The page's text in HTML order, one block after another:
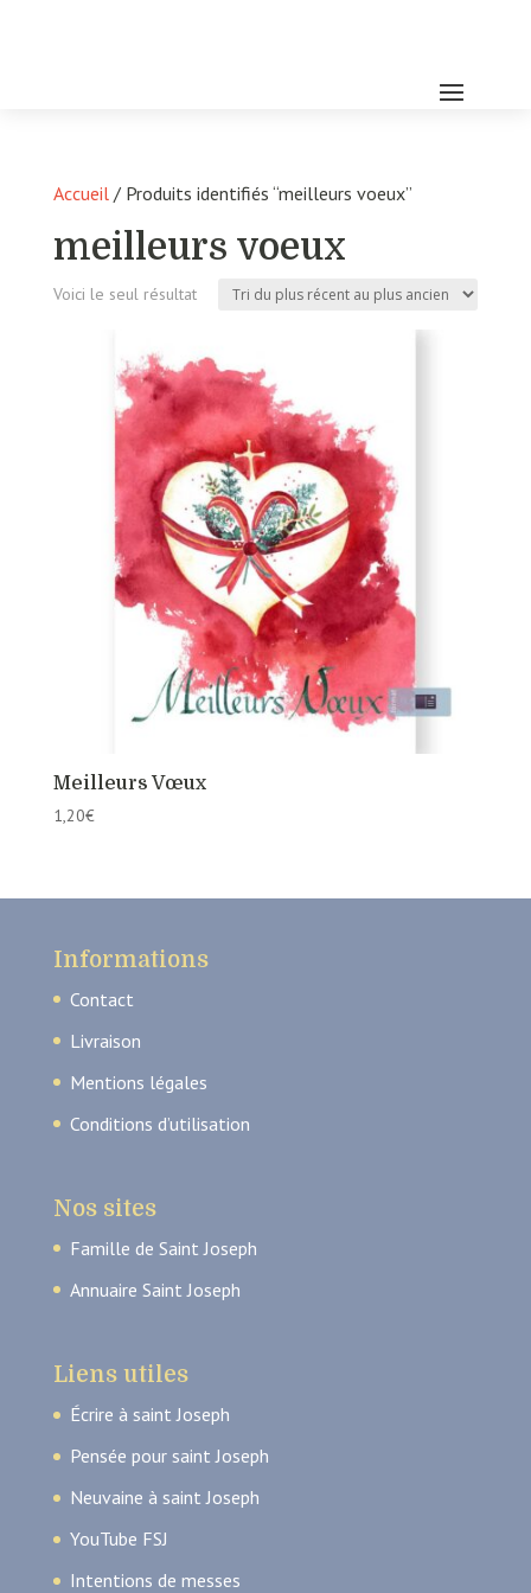
Accueil/ Produits identifiés “meilleurs voeux”
meilleurs voeux
Voici le seul résultat
Meilleurs Vœux
1,20€
Informations
Contact
Livraison
Mentions légales
Conditions d’utilisation
Nos sites
Famille de Saint Joseph
Annuaire Saint Joseph
Liens utiles
Écrire à saint Joseph
Pensée pour saint Joseph
Neuvaine à saint Joseph
YouTube FSJ
Intentions de messes